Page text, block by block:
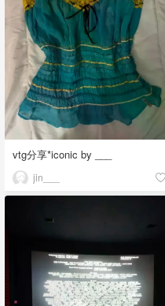
vtg分享*iconic by ___
jin___